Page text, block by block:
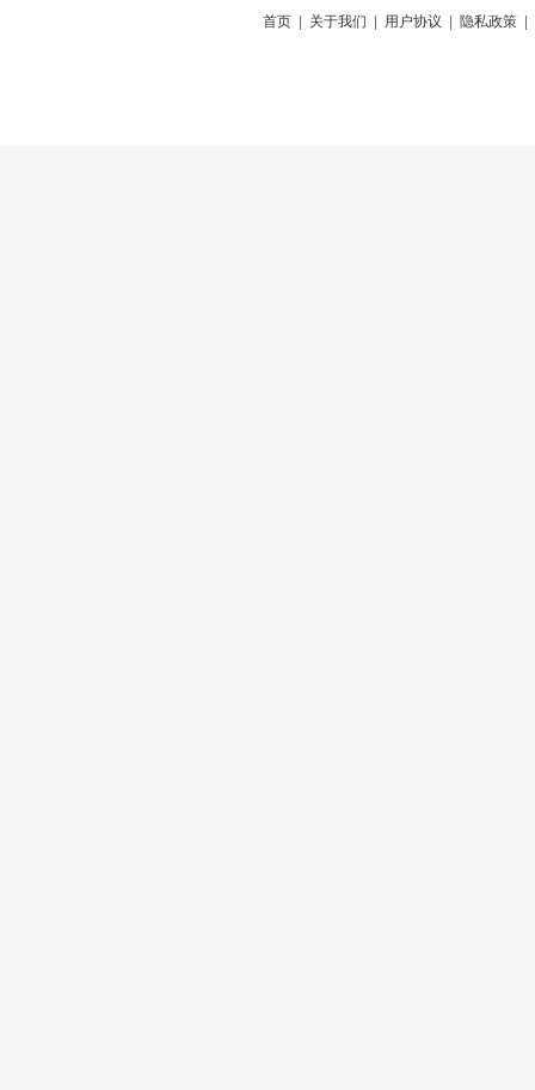
首页 关于我们 用户协议 隐私政策